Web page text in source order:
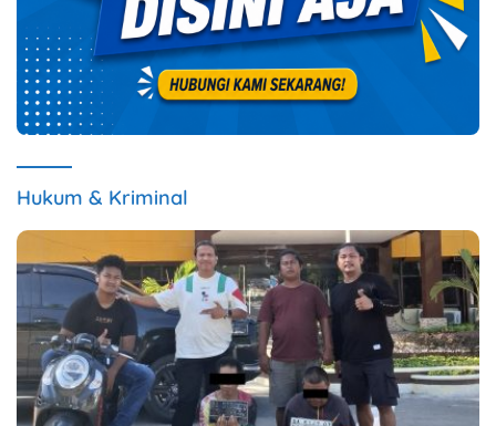
Hukum & Kriminal